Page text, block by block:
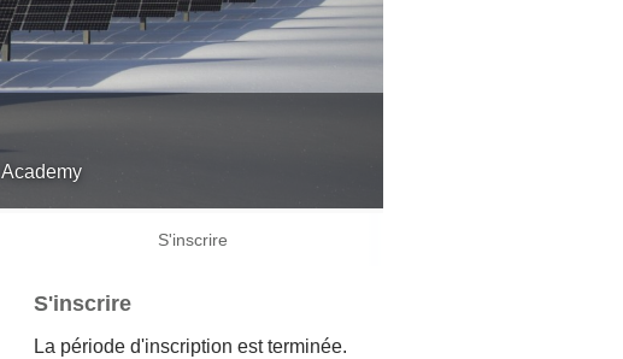
Academy
S'inscrire
S'inscrire
La période d'inscription est terminée.